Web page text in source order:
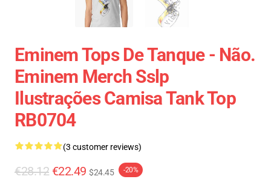
Eminem Tops De Tanque - Não.
Eminem Merch Sslp
Ilustrações Camisa Tank Top
RB0704
(3 customer reviews)
€28.12 €22.49 $24.45 -20%